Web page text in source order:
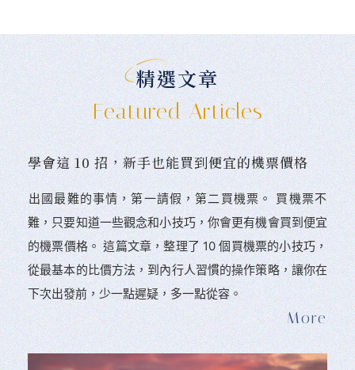
精選文章
Featured Articles
學會這 10 招，新手也能買到便宜的機票價格
󠀠出國最難的事情，第一請假，第二買機票。 󠀠買機票不
難，只要知道一些觀念和小技巧，你會更有機會買到便宜
的機票價格。 這篇文章，整理了 10 個買機票的小技巧，
從最基本的比價方法，到內行人習慣的操作策略，讓你在
下次出發前，少一點遲疑，多一點從容。